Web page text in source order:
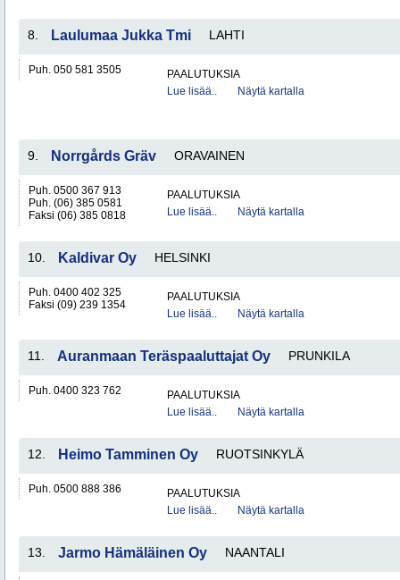
8. Laulumaa Jukka Tmi LAHTI
Puh. 050 581 3505
PAALUTUKSIA
Lue lisää..
Näytä kartalla
9. Norrgårds Gräv ORAVAINEN
Puh. 0500 367 913
Puh. (06) 385 0581
Faksi (06) 385 0818
PAALUTUKSIA
Lue lisää..
Näytä kartalla
10. Kaldivar Oy HELSINKI
Puh. 0400 402 325
Faksi (09) 239 1354
PAALUTUKSIA
Lue lisää..
Näytä kartalla
11. Auranmaan Teräspaaluttajat Oy PRUNKILA
Puh. 0400 323 762
PAALUTUKSIA
Lue lisää..
Näytä kartalla
12. Heimo Tamminen Oy RUOTSINKYLÄ
Puh. 0500 888 386
PAALUTUKSIA
Lue lisää..
Näytä kartalla
13. Jarmo Hämäläinen Oy NAANTALI